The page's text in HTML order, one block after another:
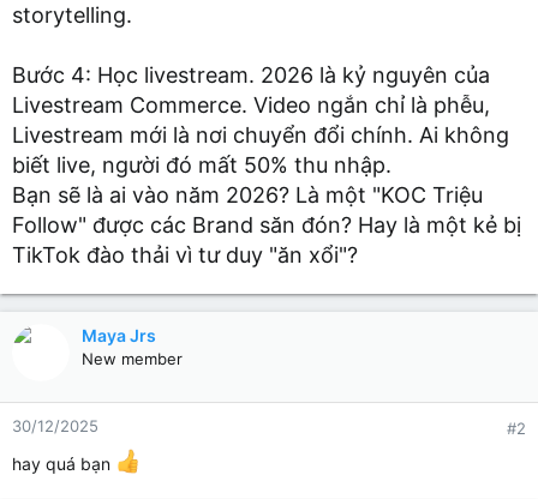
storytelling.
Bước 4: Học livestream. 2026 là kỷ nguyên của
Livestream Commerce. Video ngắn chỉ là phễu,
Livestream mới là nơi chuyển đổi chính. Ai không
biết live, người đó mất 50% thu nhập.
Bạn sẽ là ai vào năm 2026? Là một "KOC Triệu
Follow" được các Brand săn đón? Hay là một kẻ bị
TikTok đào thải vì tư duy "ăn xổi"?
Maya Jrs
New member
30/12/2025 #2
hay quá bạn